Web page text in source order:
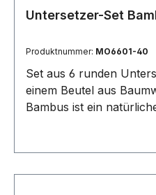
Untersetzer-Set
Produktnummer: MO6601-40
Set aus 6 runden
einem Beutel aus
Bambus ist ein
daher zu leichten